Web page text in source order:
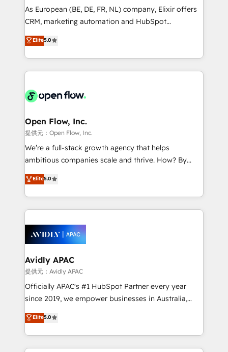
strategy, executed well, and reported on with clear
results. The culture is driven by core values; Joy, Grit,
Mindedness, and Clarity. We are driven to win for the
collective good of the company and its clientele, and
things are happening.
As European (BE, DE, FR, NL) company, Elixir offers
CRM, marketing automation and HubSpot
integration products and services to mid-market
and enterprise customers. We ensure that your sales,
service and marketing department operates in the
most effective way, while at the same time
integrated buyers journey. Elixir is located in
and Amsterdam. Elixir is a first mover and leader
when it comes to HubSpot sales and service
implementations, highly renowned for our business
acumen, process (re-)design experience and a
integrate HubSpot with complex solutions like SAP,
MicroSoft, custom solutions,... Our company also has
Retail execution, CPQ, customer portals and
HubSpot CMS developments. And we're champions
Elite5.0
Open Flow, Inc.
提供元：Open Flow, Inc.
We’re a full-stack growth agency that helps
ambitious companies scale and thrive. How? By
upgrading and streamlining every single revenue-
generating aspect of your business. We’re proud
HubSpot Elite Solutions Partners and devout CRM
nerds who can harness HubSpot’s custom digital
experience. Working hand-in-hand with your team,
we’ll assemble a RevOps machine that drives more
traffic, generates better leads and crushes your
revenue goals. We've worked with thousands of
HubSpot customers and we'd love to work with you
too! Clients come to us for: Advanced CRM solutions
HubSpot Data System Migrations between systems
to HubSpot New lead generation strategies Time-
Elite5.0
Avidly APAC
提供元：Avidly APAC
Officially APAC's #1 HubSpot Partner every year
since 2019, we empower businesses in Australia,
New Zealand, and globally to realise their full
potential through enterprise HubSpot CRM
implementation. And we deliver best practice across
the whole HubSpot platform, covering marketing,
Elite5.0